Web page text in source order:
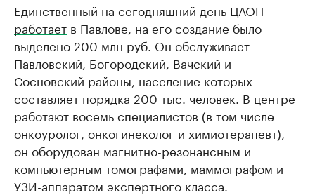
Единственный на сегодняшний день ЦАОП
работает в Павлове, на его создание было
выделено 200 млн руб. Он обслуживает
Павловский, Богородский, Вачский и
Сосновский районы, население которых
составляет порядка 200 тыс. человек. В центре
работают восемь специалистов (в том числе
онкоуролог, онкогинеколог и химиотерапевт),
он оборудован магнитно-резонансным и
компьютерным томографами, маммографом и
УЗИ-аппаратом экспертного класса.